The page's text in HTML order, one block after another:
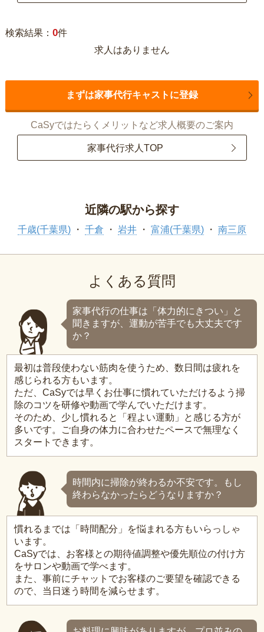
検索結果： 0件
求人はありません
まずは家事代行キャストに登録
CaSyではたらくメリットなど求人概要のご案内
家事代行求人TOP
近隣の駅から探す
千歳(千葉県) 千倉 岩井 富浦(千葉県) 南三原
よくある質問
家事代行の仕事は「体力的にきつい」と
聞きますが、運動が苦手でも大丈夫です
か？
最初は普段使わない筋肉を使うため、数日間は疲れを
感じられる方もいます。
ただ、CaSyでは早くお仕事に慣れていただけるよう掃
除のコツを研修や動画で学んでいただけます。
そのため、少し慣れると「程よい運動」と感じる方が
多いです。ご自身の体力に合わせたペースで無理なく
スタートできます。
時間内に掃除が終わるか不安です。もし
終わらなかったらどうなりますか？
慣れるまでは「時間配分」を悩まれる方もいらっしゃ
います。
CaSyでは、お客様との期待値調整や優先順位の付け方
をサロンや動画で学べます。
また、事前にチャットでお客様のご要望を確認できる
ので、当日迷う時間を減らせます。